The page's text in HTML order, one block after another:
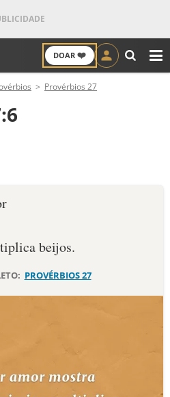
DOAR ❤️
Provérbios 27
beijos.
PROVÉRBIOS 27